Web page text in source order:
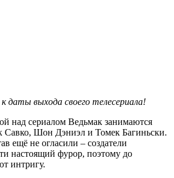
даты выхода своего телесериала!
над сериалом Ведьмак занимаются
Савко, Шон Дэниэл и Томек Багиньски.
ещё не огласили – создатели
настоящий фурор, поэтому до
интригу.